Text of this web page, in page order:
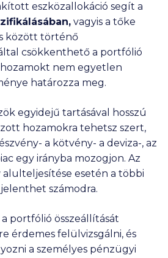
eszközallokáció segít a
, vagyis a tőke
között történő
csökkenthető a portfólió
hozamokt nem egyetlen
határozza meg.
egyidejű tartásával hosszú
hozamokra tehetsz szert,
a kötvény- a deviza-, az
egy irányba mozogjon. Az
alulteljesítése esetén a többi
számodra.
portfólió összeállítását
érdemes felülvizsgálni, és
a személyes pénzügyi